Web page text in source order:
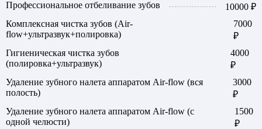
Профессиональное отбеливание зубов
10000 ₽
Комплексная чистка зубов (Air-
flow+ультразвук+полировка)
7000
₽
Гигиеническая чистка зубов
(полировка+ультразвук)
4000
₽
Удаление зубного налета аппаратом Air-flow (вся
полость)
3000
₽
Удаление зубного налета аппаратом Air-flow (с
одной челюсти)
1500
₽